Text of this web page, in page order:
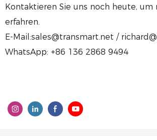
Kontaktieren Sie uns noch heute, um
erfahren.
E-Mail:sales@transmart.net /
WhatsApp: +86 136 2868 9494